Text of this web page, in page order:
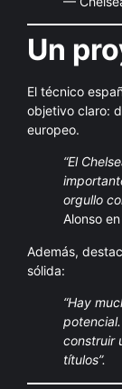
Un
El técnico
objetivo claro:
europeo.
“El
orgullo
Alonso
Además,
sólida:
“Hay
construir
títulos”.